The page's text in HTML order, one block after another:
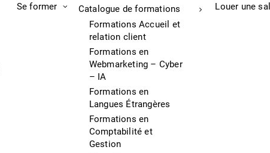
Se former
Catalogue de formations
Formations Accueil et
relation client
Formations en
Webmarketing – Cyber
– IA
Formations en
Langues Étrangères
Formations en
Comptabilité et
Gestion
Louer une